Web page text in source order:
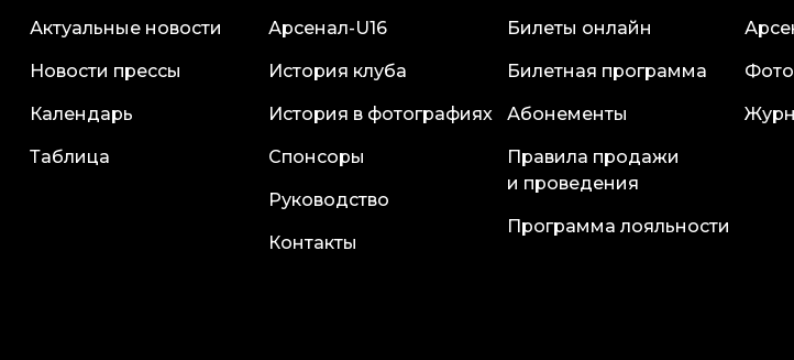
Актуальные новости
Новости прессы
Календарь
Таблица
Арсенал-U16
История клуба
История в фотографиях
Спонсоры
Руководство
Контакты
Билеты онлайн
Билетная программа
Абонементы
Правила продажи
и проведения
Программа лояльности